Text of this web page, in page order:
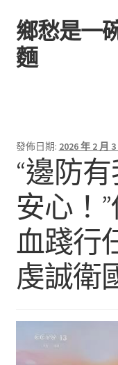
跳
至
導
跳
至
主
鄉愁是一
麵
發佈日期: 2026 年 2 月 3
“邊防
安心！
血踐行
虔誠衛